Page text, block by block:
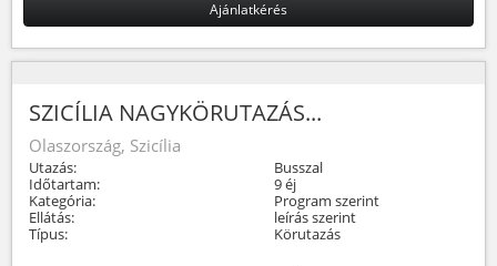
Ajánlatkérés
SZICÍLIA NAGYKÖRUTAZÁS...
Olaszország, Szicília
Utazás:
Busszal
Időtartam:
9 éj
Kategória:
Program szerint
Ellátás:
leírás szerint
Típus:
Körutazás